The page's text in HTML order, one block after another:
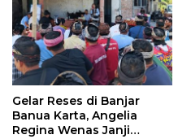
Gelar Reses di Banjar
Banua Karta, Angelia
Regina Wenas Janji